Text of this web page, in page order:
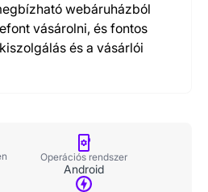
webáruházból
vásárolni, és fontos
és a vásárlói
Operációs rendszer
Android